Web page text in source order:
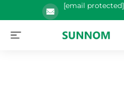
[email protected]